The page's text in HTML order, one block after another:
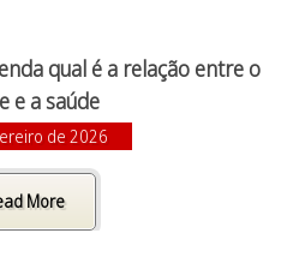
qual é a relação entre o
e a saúde
de 2026
More